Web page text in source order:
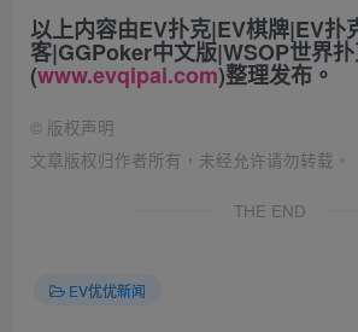
以上内容由EV扑克|EV棋牌|EV扑
客|GGPoker中文版|WSOP世界
(www.evqipai.com)整理发布。
© 版权声明
文章版权归作者所有，未经允许请勿转载。
THE END
EV优优新闻